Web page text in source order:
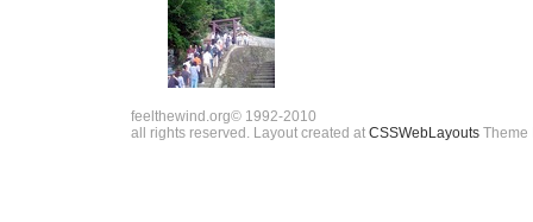
feelthewind.org© 1992-2010
all rights reserved. Layout created at CSSWebLayouts